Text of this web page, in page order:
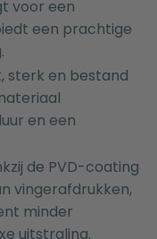
voor een
een prachtige
sterk en bestand
en een
de PVD-coating
vingerafdrukken,
minder
uitstraling.